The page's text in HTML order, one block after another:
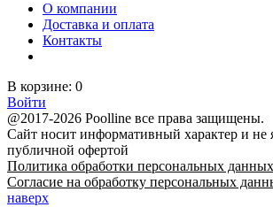
О компании
Доставка и оплата
Контакты
В корзине: 0
Войти
@2017-2026 Poolline все права защищены.
Сайт носит информативный характер и не
публичной офертой
Политика обработки персональных данных
Согласие на обработку персональных
наверх